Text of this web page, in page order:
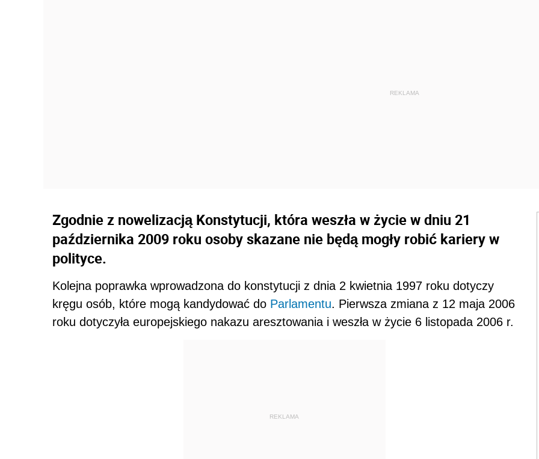
Zgodnie z nowelizacją Konstytucji, która weszła w życie w dniu 21
października 2009 roku osoby skazane nie będą mogły robić kariery w
polityce.
Kolejna poprawka wprowadzona do konstytucji z dnia 2 kwietnia 1997 roku dotyczy
kręgu osób, które mogą kandydować do Parlamentu. Pierwsza zmiana z 12 maja 2006
roku dotyczyła europejskiego nakazu aresztowania i weszła w życie 6 listopada 2006 r.
REKLAMA